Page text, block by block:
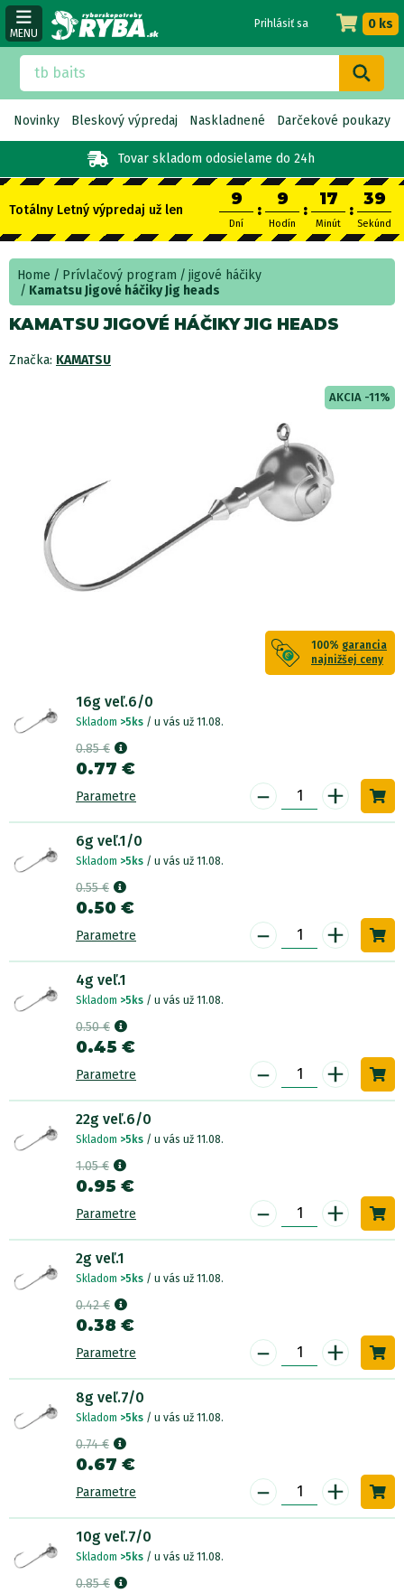
MENU
Tovar skladom odosielame do 24h
Prihlásiť sa 0 ks
Novinky Bleskový výpredaj Naskladnené Darčekové poukazy
Totálny Letný výpredaj už len
9
Dní
:
9
Hodín
:
17
Minút
:
38
Sekúnd
Home Prívlačový program
jigové háčiky
Kamatsu Jigové háčiky Jig heads
KAMATSU JIGOVÉ HÁČIKY JIG HEADS
Značka: KAMATSU
AKCIA -11%
100% garancia
najnižšej ceny
16g veľ.6/0
Skladom >5ks / u vás už 11.08.
0.85 €
0.77 €
Parametre - +
6g veľ.1/0
Skladom >5ks / u vás už 11.08.
0.55 €
0.50 €
Parametre - +
4g veľ.1
Skladom >5ks / u vás už 11.08.
0.50 €
0.45 €
Parametre - +
22g veľ.6/0
Skladom >5ks / u vás už 11.08.
1.05 €
0.95 €
Parametre - +
2g veľ.1
Skladom >5ks / u vás už 11.08.
0.42 €
0.38 €
Parametre - +
8g veľ.7/0
Skladom >5ks / u vás už 11.08.
0.74 €
0.67 €
Parametre - +
10g veľ.7/0
Skladom >5ks / u vás už 11.08.
0.85 €